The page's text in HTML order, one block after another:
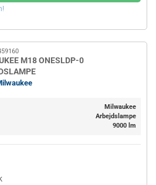
M18 ONESLDP-0
Milwaukee
Arbejdslampe
9000 lm